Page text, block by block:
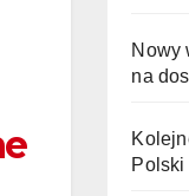
Nowy
na